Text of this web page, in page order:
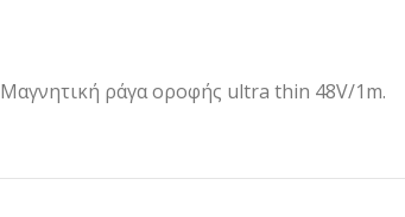
Μαγνητική ράγα οροφής ultra thin 48V/1m.